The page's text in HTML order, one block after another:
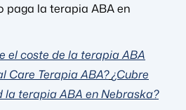
paga la terapia ABA en
el coste de la terapia ABA
Care Terapia ABA?¿Cubre
la terapia ABA en Nebraska?